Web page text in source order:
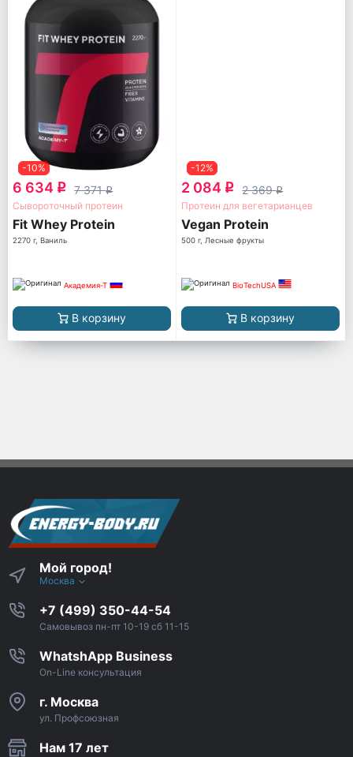
-10%
6 634 q 7 371q
Сывороточный протеин
Fit Whey Protein
2270 г, Ваниль
Академия-Т
В корзину
-12%
2 084 q 2 369q
Протеин для вегетарианцев
Vegan Protein
500 г, Лесные фрукты
BioTechUSA
В корзину
Мой город!
Москва
+7 (499) 350-44-54
Самовывоз пн-пт 10-19 сб 11-15
WhatshApp Business
On-Line консультация
г. Москва
ул. Профсоюзная
Нам 17 лет